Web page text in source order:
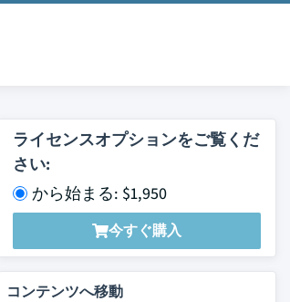
ライセンスオプションをご覧くだ
さい:
から始まる: $1,950
今すぐ購入
コンテンツへ移動